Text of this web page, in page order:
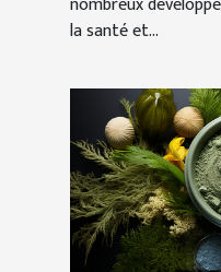
la santé et...